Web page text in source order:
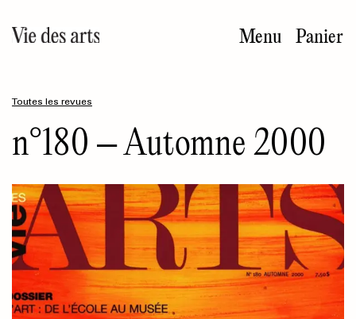
au
contenu
Menu Panier
Toutes les revues
n°180 – Automne 2000